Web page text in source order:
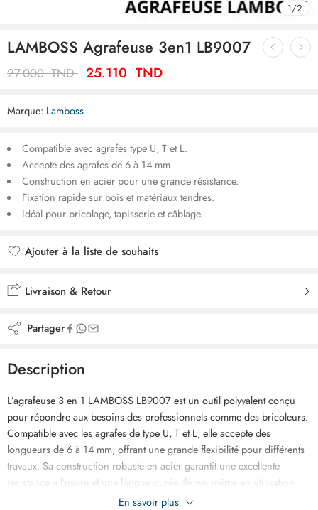
1/2
LAMBOSS Agrafeuse 3en1 LB9007
27.000TND 25.110 TND
Marque: Lamboss
Compatible avec agrafes type U, T et L.
Accepte des agrafes de 6 à 14 mm.
Construction en acier pour une grande résistance.
Fixation rapide sur bois et matériaux tendres.
Idéal pour bricolage, tapisserie et câblage.
Ajouter à la liste de souhaits
Livraison & Retour
Partager
Description
L’agrafeuse 3 en 1 LAMBOSS LB9007 est un outil polyvalent conçu
pour répondre aux besoins des professionnels comme des bricoleurs.
Compatible avec les agrafes de type U, T et L, elle accepte des
longueurs de 6 à 14 mm, offrant une grande flexibilité pour différents
travaux. Sa construction robuste en acier garantit une excellente
résistance à l’usure et une longue durée de vie, même en utilisation
intensive. Elle permet une fixation rapide et efficace sur le bois ainsi
En savoir plus